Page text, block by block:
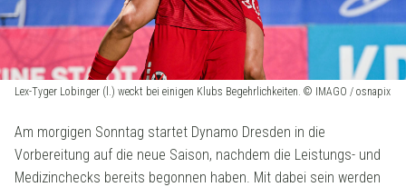
Lex-Tyger Lobinger (l.) weckt bei einigen Klubs Begehrlichkeiten. © IMAGO / osnapix
Am morgigen Sonntag startet Dynamo Dresden in die
Vorbereitung auf die neue Saison, nachdem die Leistungs- und
Medizinchecks bereits begonnen haben. Mit dabei sein werden